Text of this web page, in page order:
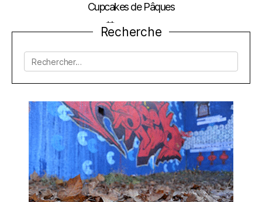
Cupcakes de Pâques
Date
de
9 avril 2012
Recherche
Rechercher :